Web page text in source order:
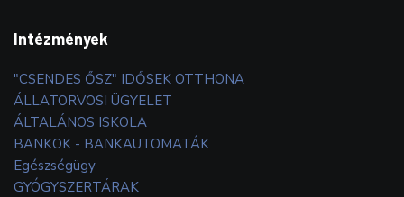
Intézmények
"CSENDES ŐSZ" IDŐSEK OTTHONA
ÁLLATORVOSI ÜGYELET
ÁLTALÁNOS ISKOLA
BANKOK - BANKAUTOMATÁK
Egészségügy
GYÓGYSZERTÁRAK